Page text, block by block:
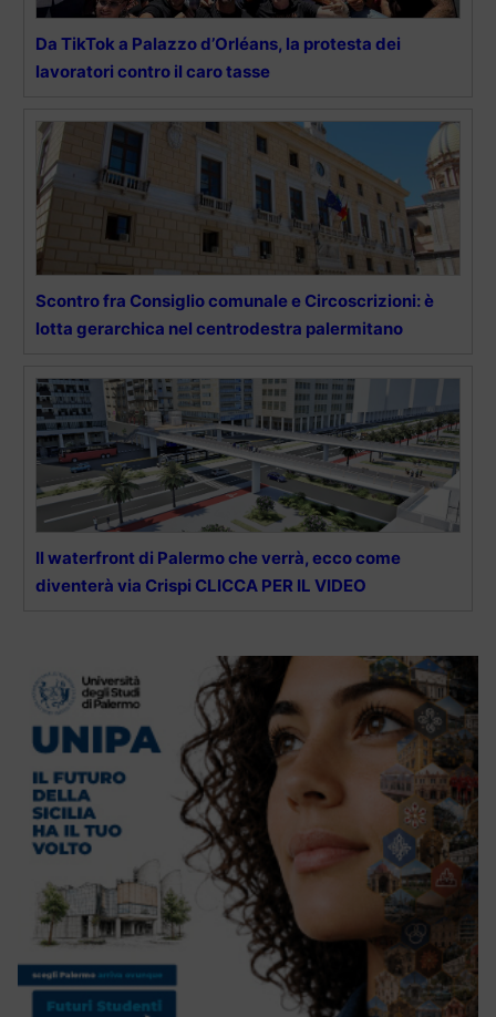
Da TikTok a Palazzo d’Orléans, la protesta dei
lavoratori contro il caro tasse
Scontro fra Consiglio comunale e Circoscrizioni: è
lotta gerarchica nel centrodestra palermitano
Il waterfront di Palermo che verrà, ecco come
diventerà via Crispi CLICCA PER IL VIDEO